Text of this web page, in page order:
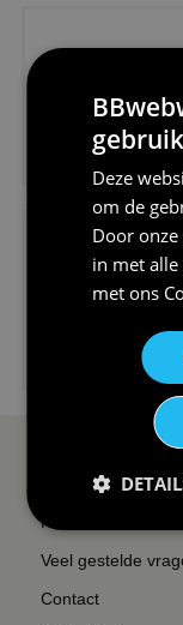
Reviews
Veel gestelde
Contact
Deze
om de
Door
in met
met ons